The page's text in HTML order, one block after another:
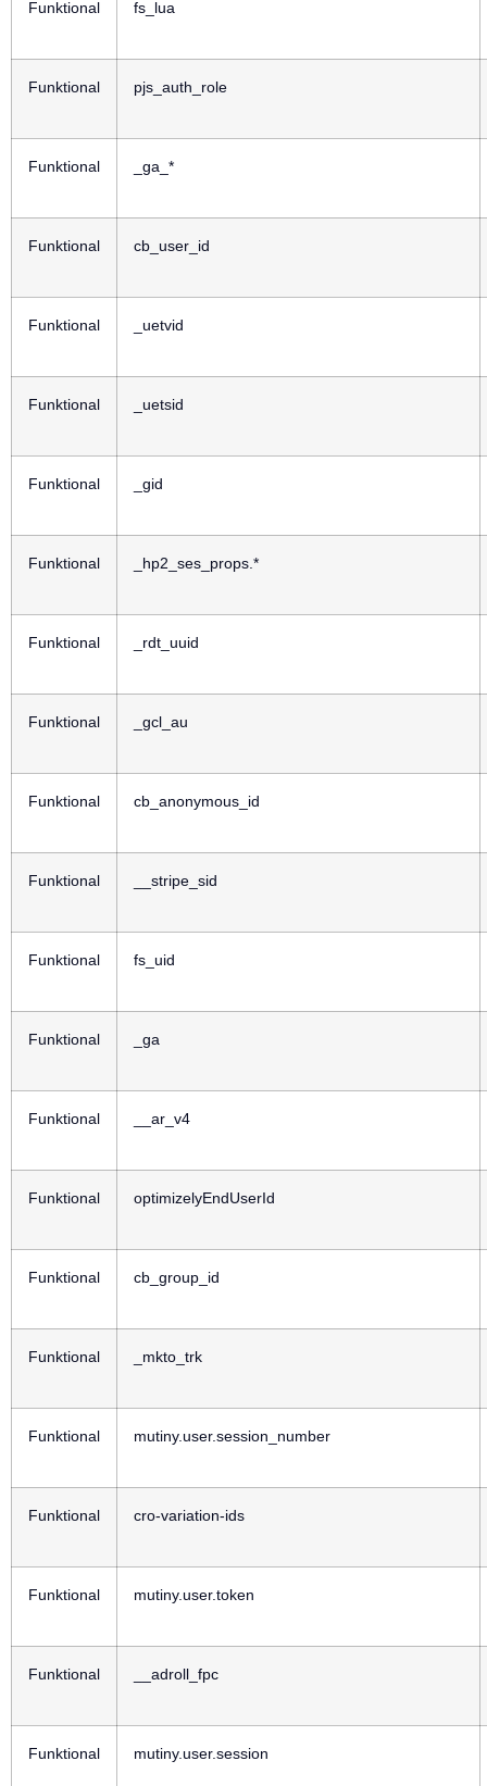
Funktional fs_lua
Funktional pjs_auth_role
Funktional _ga_*
Funktional cb_user_id
Funktional _uetvid
Funktional _uetsid
Funktional _gid
Funktional _hp2_ses_props.*
Funktional _rdt_uuid
Funktional _gcl_au
Funktional cb_anonymous_id
Funktional __stripe_sid
Funktional fs_uid
Funktional _ga
Funktional __ar_v4
Funktional optimizelyEndUserId
Funktional cb_group_id
Funktional _mkto_trk
Funktional mutiny.user.session_number
Funktional cro-variation-ids
Funktional mutiny.user.token
Funktional __adroll_fpc
Funktional mutiny.user.session